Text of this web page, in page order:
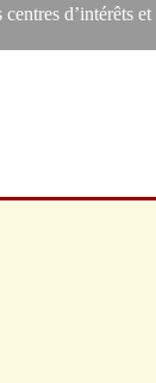
d’intérêts